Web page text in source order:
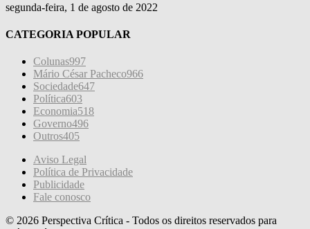
segunda-feira, 1 de agosto de 2022
CATEGORIA POPULAR
Colunas997
Mário César Pacheco966
Sociedade647
Política603
Economia518
Governo496
Outros405
Aviso Legal
Política de Privacidade
Publicidade
Fale conosco
© 2026 Perspectiva Crítica - Todos os direitos reservados para